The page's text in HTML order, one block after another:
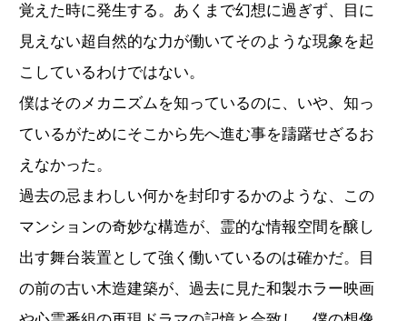
覚えた時に発生する。あくまで幻想に過ぎず、目に
見えない超自然的な力が働いてそのような現象を起
こしているわけではない。
僕はそのメカニズムを知っているのに、いや、知っ
ているがためにそこから先へ進む事を躊躇せざるお
えなかった。
過去の忌まわしい何かを封印するかのような、この
マンションの奇妙な構造が、霊的な情報空間を醸し
出す舞台装置として強く働いているのは確かだ。目
の前の古い木造建築が、過去に見た和製ホラー映画